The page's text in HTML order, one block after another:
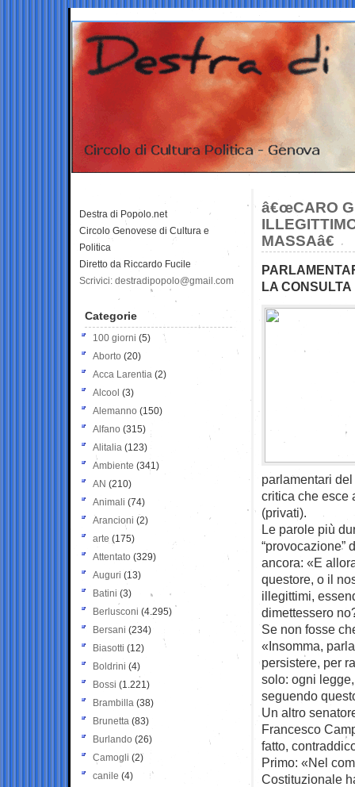
â€œCARO
MASSAâ€
LA CONSULTA
parlamentari
critica che esce
(privati).
Le parole più
“provocazione”
ancora: «E
questore, o il
illegittimi,
dimettessero
Se non fosse
«Insomma,
persistere, per
solo: ogni
seguendo
Un altro
Francesco
fatto,
Primo: «Nel
Costituzionale
Destra di Popolo.net
Circolo Genovese di Cultura e
Politica
Diretto da Riccardo Fucile
Scrivici: destradipopolo@gmail.com
Categorie
100 giorni (5)
Aborto (20)
Acca Larentia (2)
Alcool (3)
Alemanno (150)
Alfano (315)
Alitalia (123)
Ambiente (341)
AN (210)
Animali (74)
Arancioni (2)
arte (175)
Attentato (329)
Auguri (13)
Batini (3)
Berlusconi (4.295)
Bersani (234)
Biasotti (12)
Boldrini (4)
Bossi (1.221)
Brambilla (38)
Brunetta (83)
Burlando (26)
Camogli (2)
canile (4)